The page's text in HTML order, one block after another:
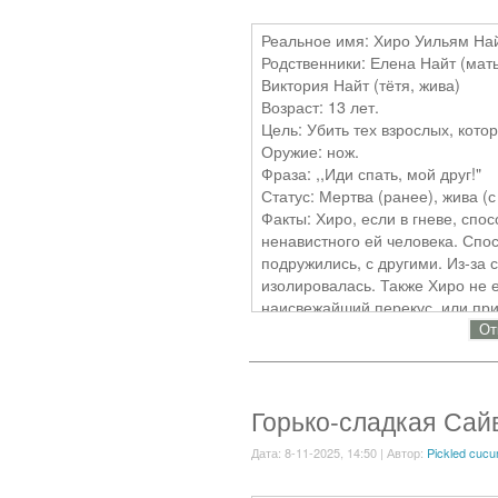
рассеялся, и боль
мир не всегда добр.
Когда мне стукнуло
психоделическую музыку. Вся
единственным спасением от
природы, в отказ от насилия.
рай. Я так любила этот мир,
под моих ног.
Отец продал меня. За деньги.
комнаты. Слова "лаборатория"
же вечер приехали люди в
его, обезображенного и
схватили, заткнули рот и увезли.
человеком. Холодный металл,
пронзал до самых костей. Они
сих пор помню каждый шов,
Реальное имя: Хиро Уильям
Родственники: Елена Найт
Виктория Найт (тётя, жива)
Возраст: 13 лет.
Цель: Убить тех взрослых,
Оружие: нож.
Фраза: ,,Иди спать, мой друг!"
Статус: Мертва (ранее), жива
Факты: Хиро, если в гневе,
ненавистного ей человека.
подружились, с другими. Из-за
изолировалась. Также Хиро не
наисвежайший перекус, или
нравятся люди. Пока всё.
Горько-сладкая
Дата: 8-11-2025, 14:50 | Автор: Pickled